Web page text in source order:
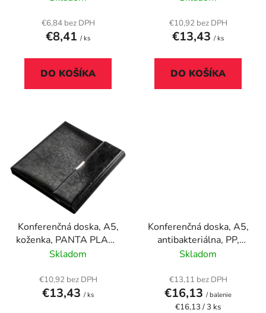
€6,84 bez DPH
€8,41 / ks
DO KOŠÍKA
€10,92 bez DPH
€13,43 / ks
DO KOŠÍKA
Konferenčná doska, A5,
koženka, PANTA PLAST
"Optimus", čierna
Skladom
€10,92 bez DPH
€13,43 / ks
Konferenčná doska, A5,
antibakteriálna, PP,
RAPESCO, čierna
Skladom
€13,11 bez DPH
€16,13 / balenie
Jednotková
€16,13 / 3 ks